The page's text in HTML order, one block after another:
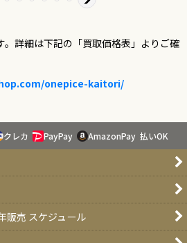
。詳細は下記の「買取価格表」よりご確
onepice-kaitori/
クレカ PayPay AmazonPay 払いOK
販売 スケジュール